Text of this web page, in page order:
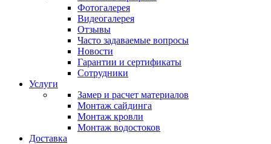
Фотогалерея
Видеогалерея
Отзывы
Часто задаваемые вопросы
Новости
Гарантии и сертификаты
Сотрудники
Услуги
Замер и расчет материалов
Монтаж сайдинга
Монтаж кровли
Монтаж водостоков
Доставка